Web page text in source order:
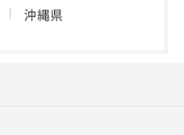
沖縄県